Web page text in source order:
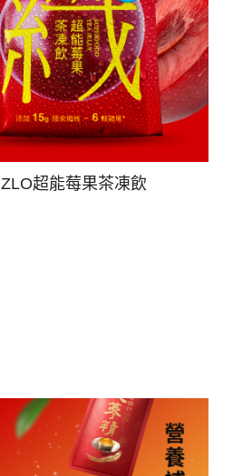
ZLO超能莓果茶凍飲